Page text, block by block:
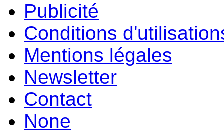
Publicité
Conditions
Mentions légales
Newsletter
Contact
None